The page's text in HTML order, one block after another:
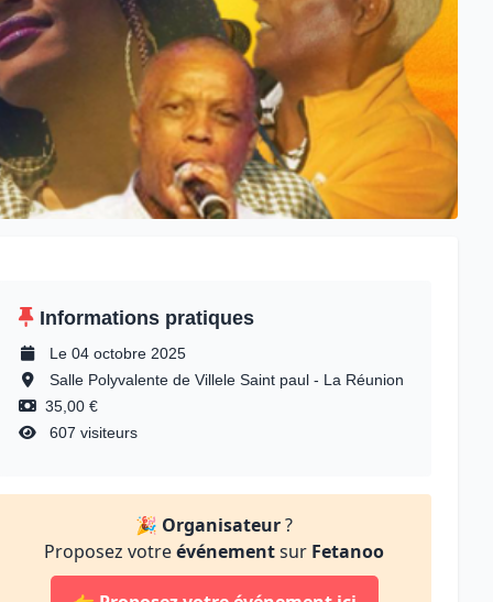
Informations pratiques
Le 04 octobre 2025
Salle Polyvalente de Villele Saint paul - La Réunion
35,00 €
607 visiteurs
🎉 Organisateur?
Proposez votreévénementsur Fetanoo